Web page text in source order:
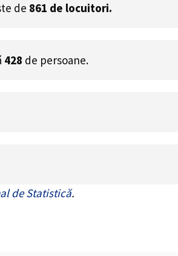
de 861 de locuitori.
428 de persoane.
de Statistică.